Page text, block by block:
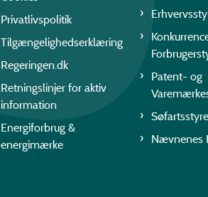
Privatlivspolitik
Tilgængelighedserklæring
Regeringen.dk
Retningslinjer for aktiv
information
Energiforbrug &
energimærke
Patent- og
Nævnenes